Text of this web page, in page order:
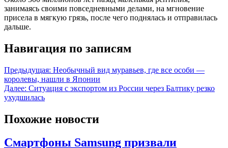
занимаясь своими повседневными делами, на мгновение
присела в мягкую грязь, после чего поднялась и отправилась
дальше.
Навигация по записям
Предыдущая: Необычный вид муравьев, где все особи —
королевы, нашли в Японии
Далее: Ситуация с экспортом из России через Балтику резко
ухудшилась
Похожие новости
Смартфоны Samsung призвали